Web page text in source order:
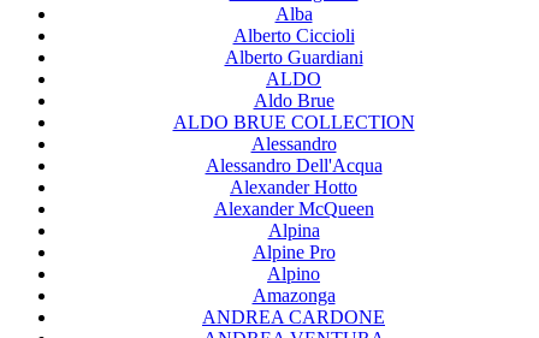
Alba
Alberto Ciccioli
Alberto Guardiani
ALDO
Aldo Brue
ALDO BRUE COLLECTION
Alessandro
Alessandro Dell'Acqua
Alexander Hotto
Alexander McQueen
Alpina
Alpine Pro
Alpino
Amazonga
ANDREA CARDONE